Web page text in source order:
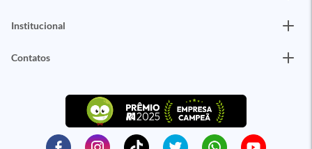
Institucional
Contatos